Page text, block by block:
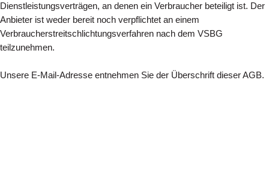
Dienstleistungsverträgen, an denen ein Verbraucher beteiligt ist. Der
Anbieter ist weder bereit noch verpflichtet an einem
Verbraucherstreitschlichtungsverfahren nach dem VSBG
teilzunehmen.
Unsere E-Mail-Adresse entnehmen Sie der Überschrift dieser AGB.